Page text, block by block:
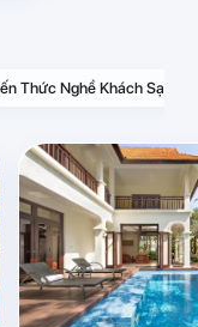
Thức Nghề Khách Sạn –